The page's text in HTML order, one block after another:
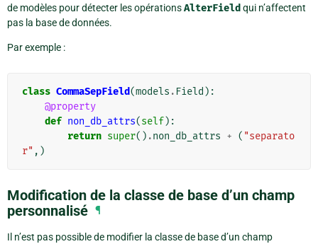
de modèles pour détecter les opérationsAlterFieldqui n’affectent
pas la base de données.
Par exemple :
class CommaSepField(models . Field ):
@property
def non_db_attrs(self):
return super() .non_db_attrs + ( "separato
r" ,)
Modification de la classe de base d’un champ
personnalisé ¶
Il n’est pas possible de modifier la classe de base d’un champ